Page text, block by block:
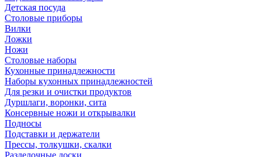
Детская посуда
Столовые приборы
Вилки
Ложки
Ножи
Столовые наборы
Кухонные принадлежности
Наборы кухонных принадлежностей
Для резки и очистки продуктов
Дуршлаги, воронки, сита
Консервные ножи и открывалки
Подносы
Подставки и держатели
Прессы, толкушки, скалки